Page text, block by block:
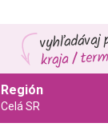
Región
Celá SR